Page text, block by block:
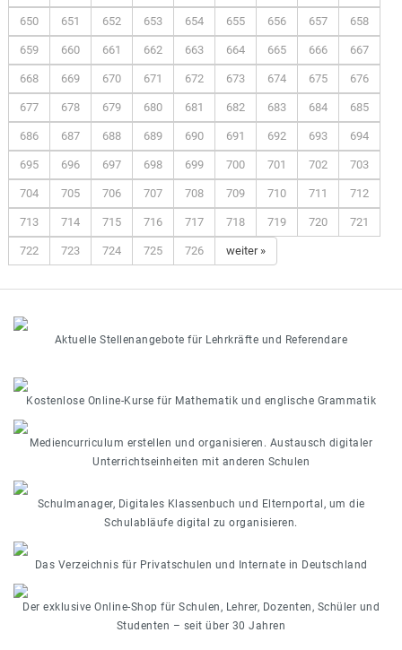
650 651 652 653 654 655 656 657 658
659 660 661 662 663 664 665 666 667
668 669 670 671 672 673 674 675 676
677 678 679 680 681 682 683 684 685
686 687 688 689 690 691 692 693 694
695 696 697 698 699 700 701 702 703
704 705 706 707 708 709 710 711 712
713 714 715 716 717 718 719 720 721
722 723 724 725 726 weiter »
Aktuelle Stellenangebote für Lehrkräfte und Referendare
Kostenlose Online-Kurse für Mathematik und englische Grammatik
Mediencurriculum erstellen und organisieren. Austausch digitaler
Unterrichtseinheiten mit anderen Schulen
Schulmanager, Digitales Klassenbuch und Elternportal, um die
Schulabläufe digital zu organisieren.
Das Verzeichnis für Privatschulen und Internate in Deutschland
Der exklusive Online-Shop für Schulen, Lehrer, Dozenten, Schüler und
Studenten – seit über 30 Jahren